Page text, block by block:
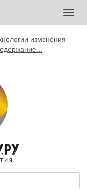
изменения